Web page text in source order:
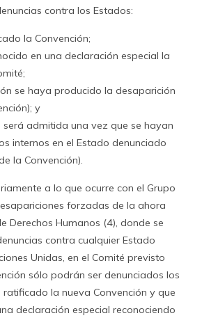
contra los Estados:
la Convención;
en una declaración especial la
se haya producido la desaparición
y
será admitida una vez que se hayan
internos en el Estado denunciado
la Convención).
a lo que ocurre con el Grupo
forzadas de la ahora
Derechos Humanos (4), donde se
contra cualquier Estado
Unidas, en el Comité previsto
sólo podrán ser denunciados los
la nueva Convención y que
declaración especial reconociendo